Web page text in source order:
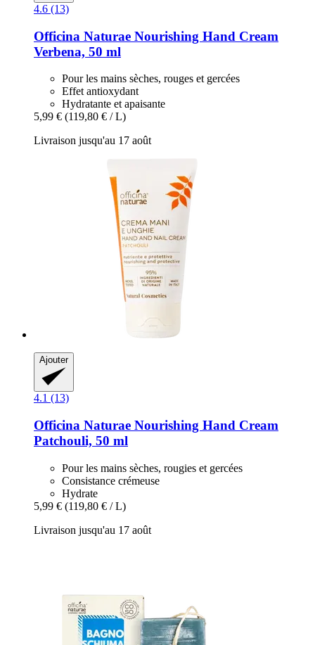
4.6 (13)
Officina Naturae Nourishing Hand Cream
Verbena, 50 ml
Pour les mains sèches, rouges et gercées
Effet antioxydant
Hydratante et apaisante
5,99 € (119,80 € / L)
Livraison jusqu'au 17 août
Ajouter
4.1 (13)
Officina Naturae Nourishing Hand Cream
Patchouli, 50 ml
Pour les mains sèches, rougies et gercées
Consistance crémeuse
Hydrate
5,99 € (119,80 € / L)
Livraison jusqu'au 17 août